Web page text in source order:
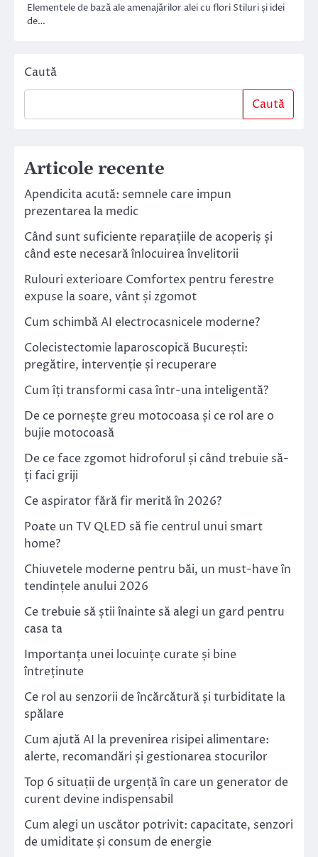
Elementele de bază ale amenajărilor alei cu flori Stiluri și idei
de…
Caută
Caută
Articole recente
Apendicita acută: semnele care impun
prezentarea la medic
Când sunt suficiente reparațiile de acoperiș și
când este necesară înlocuirea învelitorii
Rulouri exterioare Comfortex pentru ferestre
expuse la soare, vânt și zgomot
Cum schimbă AI electrocasnicele moderne?
Colecistectomie laparoscopică București:
pregătire, intervenție și recuperare
Cum îți transformi casa într-una inteligentă?
De ce pornește greu motocoasa și ce rol are o
bujie motocoasă
De ce face zgomot hidroforul și când trebuie să-
ți faci griji
Ce aspirator fără fir merită în 2026?
Poate un TV QLED să fie centrul unui smart
home?
Chiuvetele moderne pentru băi, un must-have în
tendințele anului 2026
Ce trebuie să știi înainte să alegi un gard pentru
casa ta
Importanța unei locuințe curate și bine
întreținute
Ce rol au senzorii de încărcătură și turbiditate la
spălare
Cum ajută AI la prevenirea risipei alimentare:
alerte, recomandări și gestionarea stocurilor
Top 6 situații de urgență în care un generator de
curent devine indispensabil
Cum alegi un uscător potrivit: capacitate, senzori
de umiditate și consum de energie